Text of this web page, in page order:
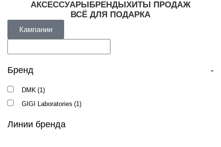
АКСЕССУАРЫБРЕНДЫХИТЫ ПРОДАЖ
ВСЁ ДЛЯ ПОДАРКА
Кампании
Бренд -
DMK (1)
GIGI Laboratories (1)
Линии бренда